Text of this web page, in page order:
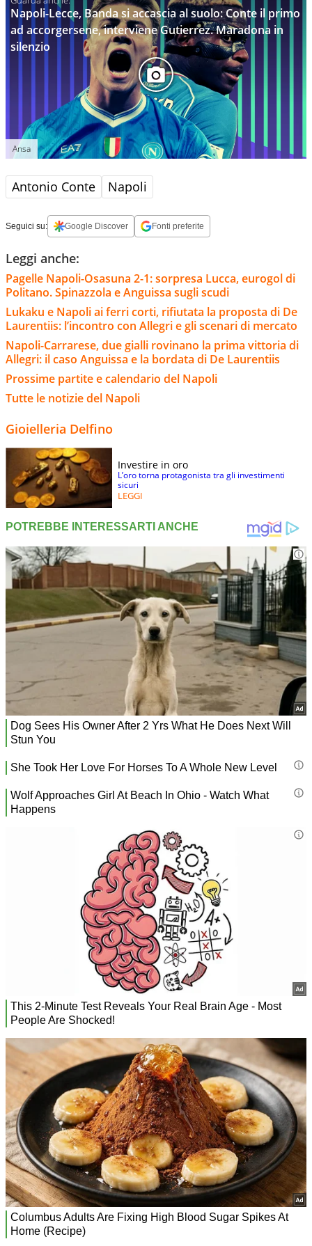
Napoli-Lecce, Banda si accascia al suolo: Conte il primo
ad accorgersene, interviene Gutierrez. Maradona in
silenzio
Ansa
Antonio Conte Napoli
Seguici su: Google Discover Fonti preferite
Leggi anche:
Pagelle Napoli-Osasuna 2-1: sorpresa Lucca, eurogol di
Politano. Spinazzola e Anguissa sugli scudi
Lukaku e Napoli ai ferri corti, rifiutata la proposta di De
Laurentiis: l’incontro con Allegri e gli scenari di mercato
Napoli-Carrarese, due gialli rovinano la prima vittoria di
Allegri: il caso Anguissa e la bordata di De Laurentiis
Prossime partite e calendario del Napoli
Tutte le notizie del Napoli
Gioielleria Delfino
Investire in oro
L’oro torna protagonista tra gli investimenti
sicuri
LEGGI